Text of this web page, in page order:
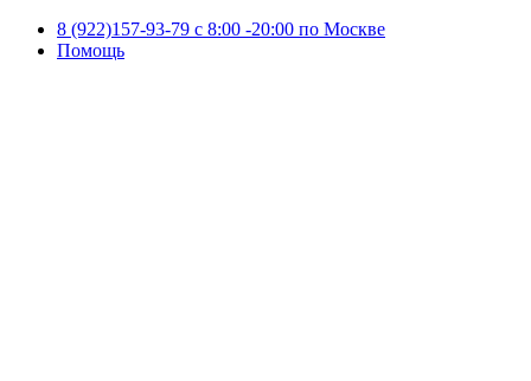
8 (922)157-93-79 c 8:00 -20:00 по Москве
Помощь